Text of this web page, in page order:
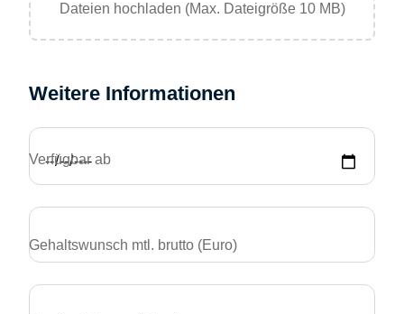
Dateien hochladen (Max. Dateigröße 10 MB)
Weitere Informationen
Verfügbar ab
Gehaltswunsch mtl. brutto (Euro)